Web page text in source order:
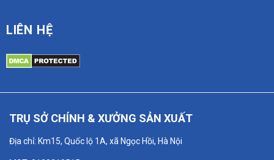
LIÊN HỆ
TRỤ SỞ CHÍNH & XƯỞNG SẢN XUẤT
Địa chỉ: Km15, Quốc lộ 1A, xã Ngọc Hồi, Hà Nội